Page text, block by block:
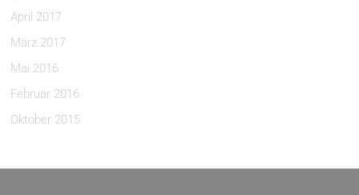
April 2017
März 2017
Mai 2016
Februar 2016
Oktober 2015